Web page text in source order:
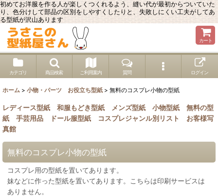
初めてお洋服を作る人が楽しくつくれるよう、縫い代が最初からついていた
り、色分けして部品の区別をしやすくしたりと、失敗しにくい工夫がしてあ
る型紙が沢山あります
カート
カテゴリ 商品検索 ご利用案内 質問 ログイン
ホーム > 小物・パーツ お役立ち型紙 > 無料のコスプレ小物の型紙
レディース型紙 和服もどき型紙 メンズ型紙 小物型紙
無料の型
紙
手芸用品 ドール服型紙 コスプレジャンル別リスト
お客様写
真館
無料のコスプレ小物の型紙
コスプレ用の型紙を置いてあります。
妹などに作った型紙を置いてあります。こちらは印刷サービスは
ありません。